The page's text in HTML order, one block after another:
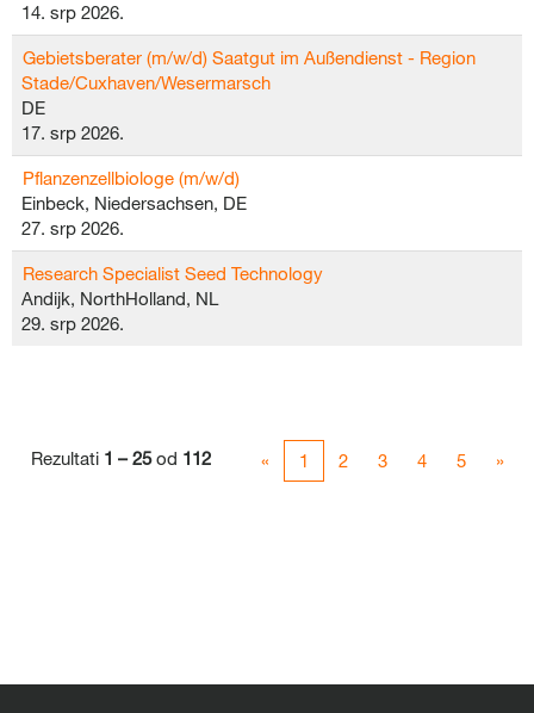
14. srp 2026.
Gebietsberater (m/w/d) Saatgut im Außendienst - Region
Stade/Cuxhaven/Wesermarsch
DE
17. srp 2026.
Pflanzenzellbiologe (m/w/d)
Einbeck, Niedersachsen, DE
27. srp 2026.
Research Specialist Seed Technology
Andijk, NorthHolland, NL
29. srp 2026.
Rezultati 1 – 25od 112 « 1 2 3 4 5 »